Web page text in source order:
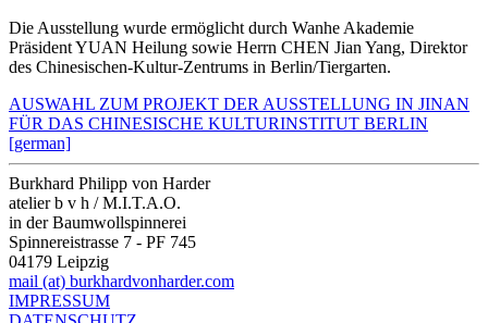
Die Ausstellung wurde ermöglicht durch Wanhe Akademie
Präsident YUAN Heilung sowie Herrn CHEN Jian Yang, Direktor
des Chinesischen-Kultur-Zentrums in Berlin/Tiergarten.
AUSWAHL ZUM PROJEKT DER AUSSTELLUNG IN JINAN
FÜR DAS CHINESISCHE KULTURINSTITUT BERLIN
[german]
Burkhard Philipp von Harder
atelier b v h / M.I.T.A.O.
in der Baumwollspinnerei
Spinnereistrasse 7 - PF 745
04179 Leipzig
mail (at) burkhardvonharder.com
IMPRESSUM